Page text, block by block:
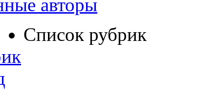
авторы
Список рубрик